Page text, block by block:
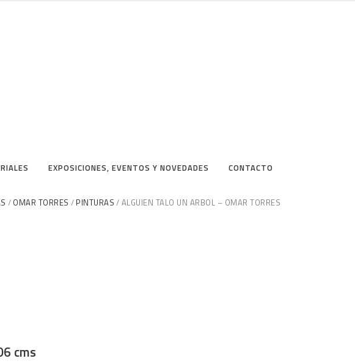
EXPOSICIONES, EVENTOS Y NOVEDADES CONTACTO
OMAR TORRES PINTURAS ALGUIEN TALO UN ARBOL – OMAR TORRES
cms